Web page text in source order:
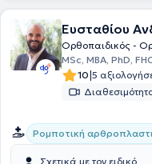
Ευσταθίου
Ορθοπαιδικός -
MSc, MBA, PhD,
10|5
Ρομποτική
Σχετικά με τον ειδικό